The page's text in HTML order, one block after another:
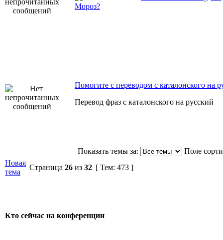
Мороз?
Помогите с переводом с каталонского на
Перевод фраз с каталонского на русский
Показать темы за:
Поле
Новая
тема
Страница 26 из 32 [ Тем: 473 ]
Кто сейчас на конференции